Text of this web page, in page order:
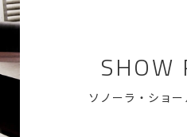
SHOW
ソノーラ・ショ